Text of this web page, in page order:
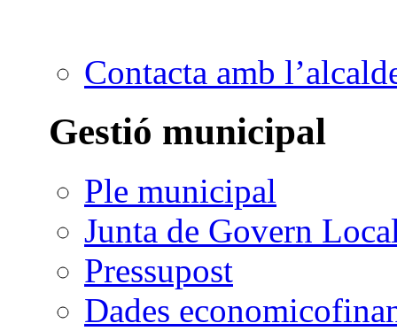
Contacta amb
Gestió municipal
Ple municipal
Junta de Govern
Pressupost
Dades